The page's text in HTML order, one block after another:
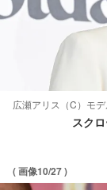
広瀬アリス（C）モ
スク
( 画像10/27 )